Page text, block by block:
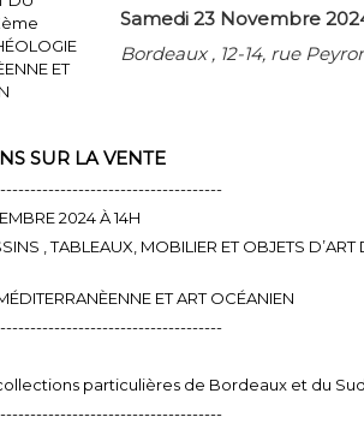
Samedi 23 Novembre
Bordeaux , 12-14, rue
SUR LA VENTE
2024 À 14H
, TABLEAUX, MOBILIER ET OBJETS
ET ART OCÉANIEN
particulières de Bordeaux et du